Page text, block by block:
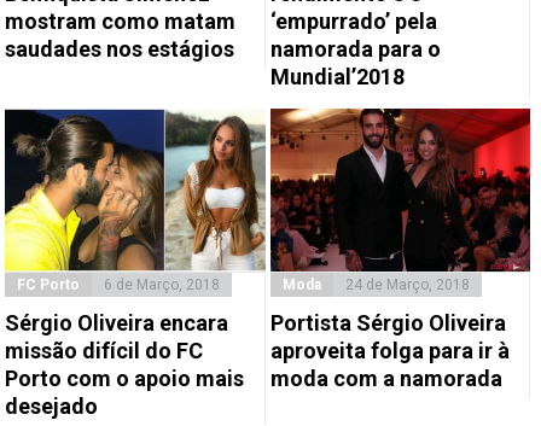
mostram como matam
saudades nos estágios
‘empurrado’ pela
namorada para o
Mundial’2018
FC Porto 6 de Março, 2018
Sérgio Oliveira encara
missão difícil do FC
Porto com o apoio mais
desejado
Moda 24 de Março, 2018
Portista Sérgio Oliveira
aproveita folga para ir à
moda com a namorada